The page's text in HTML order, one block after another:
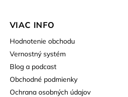
VIAC INFO
Hodnotenie obchodu
Vernostný systém
Blog a podcast
Obchodné podmienky
Ochrana osobných údajov